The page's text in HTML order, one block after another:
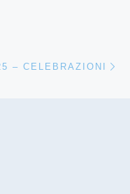
– CELEBRAZIONI